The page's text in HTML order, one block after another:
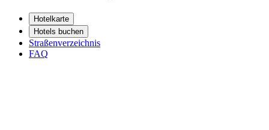
Hotelkarte
Hotels buchen
Straßenverzeichnis
FAQ